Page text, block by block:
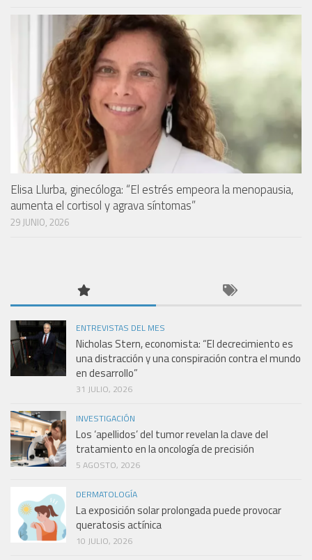
Elisa Llurba, ginecóloga: “El estrés empeora la menopausia,
aumenta el cortisol y agrava síntomas”
29 JUNIO, 2026
ENTREVISTAS DEL MES
Nicholas Stern, economista: “El decrecimiento es
una distracción y una conspiración contra el mundo
en desarrollo”
31 JULIO, 2026
INVESTIGACIÓN
Los ‘apellidos’ del tumor revelan la clave del
tratamiento en la oncología de precisión
5 AGOSTO, 2026
DERMATOLOGÍA
La exposición solar prolongada puede provocar
queratosis actínica
10 JULIO, 2026